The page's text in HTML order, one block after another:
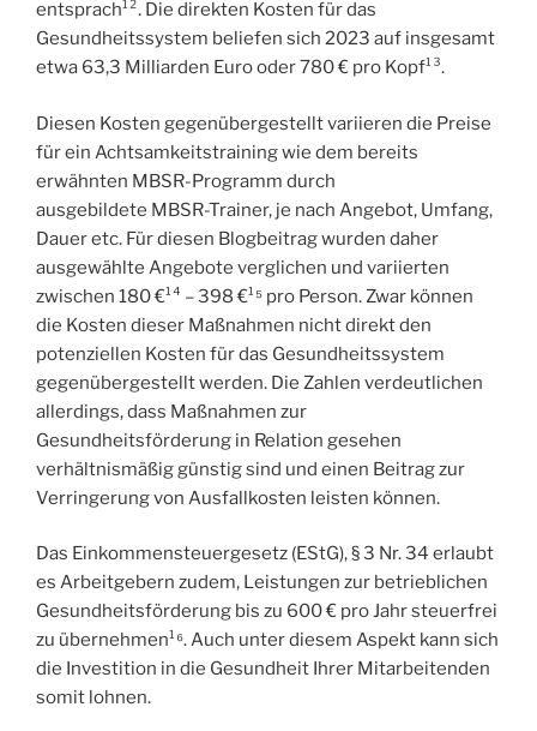
entsprach¹². Die direkten Kosten für das
Gesundheitssystem beliefen sich 2023 auf insgesamt
etwa 63,3 Milliarden Euro oder 780 € pro Kopf¹³.
Diesen Kosten gegenübergestellt variieren die Preise
für ein Achtsamkeitstraining wie dem bereits
erwähnten MBSR-Programm durch
ausgebildete MBSR-Trainer, je nach Angebot, Umfang,
Dauer etc. Für diesen Blogbeitrag wurden daher
ausgewählte Angebote verglichen und variierten
zwischen 180 €¹⁴ – 398 €¹⁵ pro Person. Zwar können
die Kosten dieser Maßnahmen nicht direkt den
potenziellen Kosten für das Gesundheitssystem
gegenübergestellt werden. Die Zahlen verdeutlichen
allerdings, dass Maßnahmen zur
Gesundheitsförderung in Relation gesehen
verhältnismäßig günstig sind und einen Beitrag zur
Verringerung von Ausfallkosten leisten können.
Das Einkommensteuergesetz (EStG), § 3 Nr. 34 erlaubt
es Arbeitgebern zudem, Leistungen zur betrieblichen
Gesundheitsförderung bis zu 600 € pro Jahr steuerfrei
zu übernehmen¹⁶. Auch unter diesem Aspekt kann sich
die Investition in die Gesundheit Ihrer Mitarbeitenden
somit lohnen.